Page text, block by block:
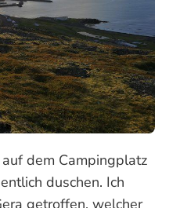
dem Campingplatz
duschen. Ich
getroffen, welcher